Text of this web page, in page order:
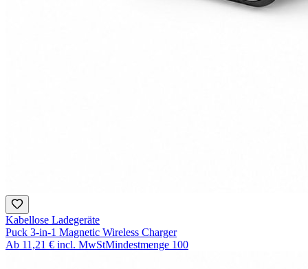
Kabellose Ladegeräte
Puck 3-in-1 Magnetic Wireless Charger
Ab 11,21 € incl. MwStMindestmenge 100